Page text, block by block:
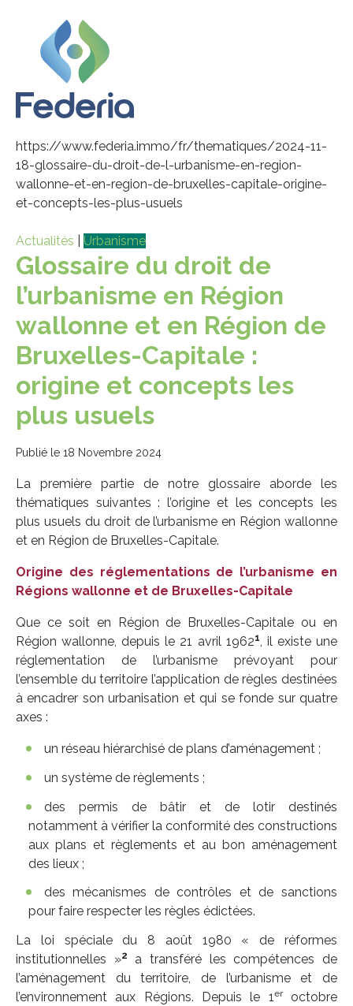
https://www.federia.immo/fr/thematiques/2024-11-
18-glossaire-du-droit-de-l-urbanisme-en-region-
wallonne-et-en-region-de-bruxelles-capitale-origine-
et-concepts-les-plus-usuels
Actualités Urbanisme
Glossaire du droit de
l’urbanisme en Région
wallonne et en Région de
Bruxelles-Capitale :
origine et concepts les
plus usuels
Publié le 18 Novembre 2024
La première partie de notre glossaire aborde les
thématiques suivantes : l’origine et les concepts les
plus usuels du droit de l’urbanisme en Région wallonne
et en Région de Bruxelles-Capitale.
Origine des réglementations de l’urbanisme en
Régions wallonne et de Bruxelles-Capitale
Que ce soit en Région de Bruxelles-Capitale ou en
Région wallonne, depuis le 21 avril 19621, il existe une
réglementation de l’urbanisme prévoyant pour
l’ensemble du territoire l’application de règles destinées
à encadrer son urbanisation et qui se fonde sur quatre
axes :
un réseau hiérarchisé de plans d’aménagement ;
un système de règlements ;
des permis de bâtir et de lotir destinés
notamment à vérifier la conformité des constructions
aux plans et règlements et au bon aménagement
des lieux ;
des mécanismes de contrôles et de sanctions
pour faire respecter les règles édictées.
La loi spéciale du 8 août 1980 « de réformes
institutionnelles »2
a transféré les compétences de
l’aménagement du territoire, de l’urbanisme et de
l’environnement aux Régions. Depuis le 1eroctobre